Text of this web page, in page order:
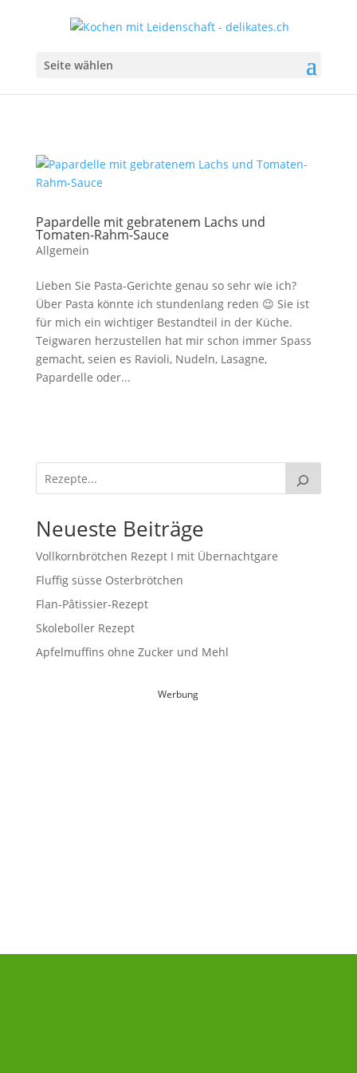
Seite wählen
Papardelle mit gebratenem Lachs und
Tomaten-Rahm-Sauce
Allgemein
Lieben Sie Pasta-Gerichte genau so sehr wie ich?
Über Pasta könnte ich stundenlang reden 😉 Sie ist
für mich ein wichtiger Bestandteil in der Küche.
Teigwaren herzustellen hat mir schon immer Spass
gemacht, seien es Ravioli, Nudeln, Lasagne,
Papardelle oder...
Neueste Beiträge
Vollkornbrötchen Rezept I mit Übernachtgare
Fluffig süsse Osterbrötchen
Flan-Pâtissier-Rezept
Skoleboller Rezept
Apfelmuffins ohne Zucker und Mehl
Werbung